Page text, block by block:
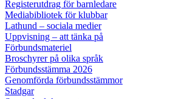
Registerutdrag för barnledare
Mediabibliotek för klubbar
Lathund – sociala medier
Uppvisning – att tänka på
Förbundsmateriel
Broschyrer på olika språk
Förbundsstämma 2026
Genomförda förbundsstämmor
Stadgar